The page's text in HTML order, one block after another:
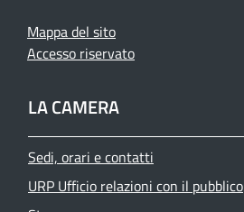
Mappa del sito
Accesso riservato
LA CAMERA
Sedi, orari e contatti
URP Ufficio relazioni con il pubblico